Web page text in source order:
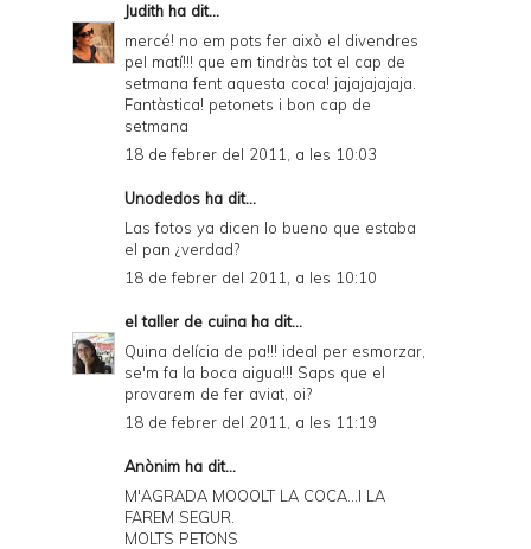
Judith ha dit...
mercé! no em pots fer això el divendres
pel matí!!! que em tindràs tot el cap de
setmana fent aquesta coca! jajajajajaja.
Fantàstica! petonets i bon cap de
setmana
18 de febrer del 2011, a les 10:03
Unodedos ha dit...
Las fotos ya dicen lo bueno que estaba
el pan ¿verdad?
18 de febrer del 2011, a les 10:10
el taller de cuina ha dit...
Quina delícia de pa!!! ideal per esmorzar,
se'm fa la boca aigua!!! Saps que el
provarem de fer aviat, oi?
18 de febrer del 2011, a les 11:19
Anònim ha dit...
M'AGRADA MOOOLT LA COCA...I LA
FAREM SEGUR.
MOLTS PETONS